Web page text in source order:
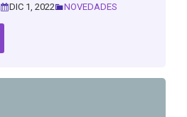
DIC 1, 2022 NOVEDADES